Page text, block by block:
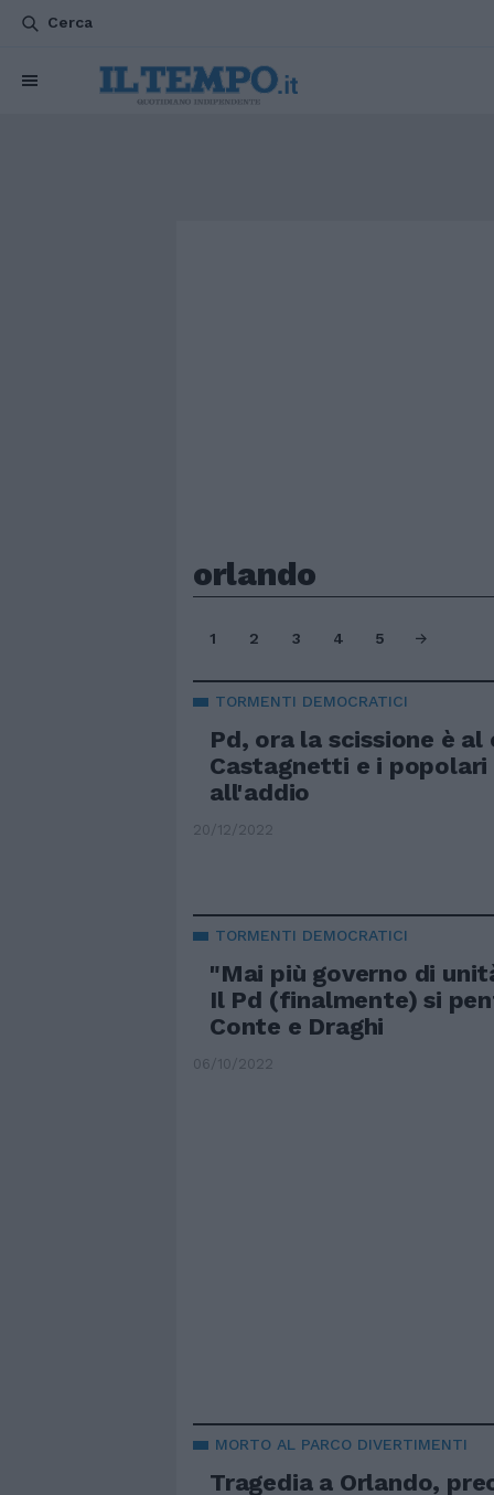
Cerca
orlando
1 2 3 4 5
TORMENTI DEMOCRATICI
Pd, ora la scissione è
Castagnetti e i
all'addio
20/12/2022
TORMENTI DEMOCRATICI
"Mai più governo di
Il Pd (finalmente) si
Conte e Draghi
06/10/2022
MORTO AL PARCO DIVERTIMENTI
Tragedia a Orlando,